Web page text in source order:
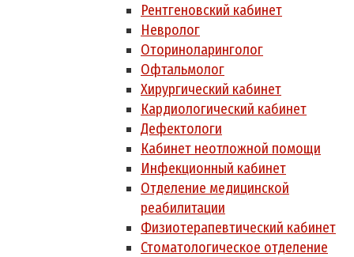
Рентгеновский кабинет
Невролог
Оториноларинголог
Офтальмолог
Хирургический кабинет
Кардиологический кабинет
Дефектологи
Кабинет неотложной помощи
Инфекционный кабинет
Отделение медицинской
реабилитации
Физиотерапевтический кабинет
Стоматологическое отделение